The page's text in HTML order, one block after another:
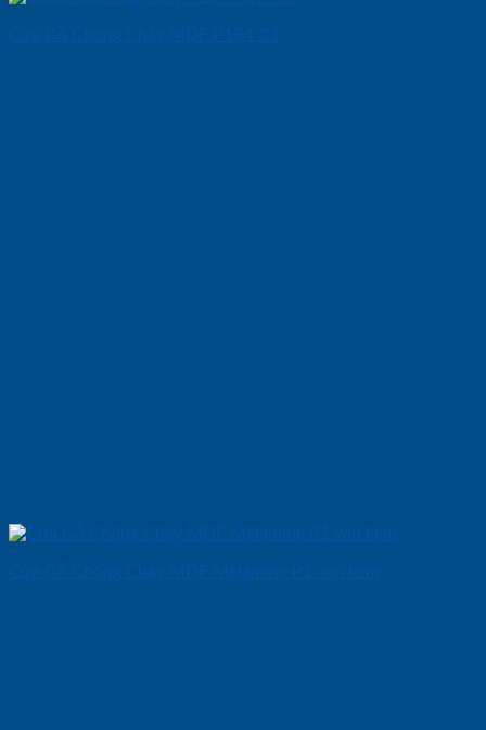
Cửa Gỗ Chống Cháy MDF P1R4 C1
Cửa Gỗ Chống Cháy MDF Melamine P1 van kem